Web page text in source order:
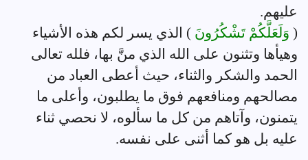
عليهم.
( وَلَعَلَّكُمْ تَشْكُرُونَ ) الذي يسر لكم هذه الأشياء
وهيأها وتثنون على الله الذي منَّ بها، فلله تعالى
الحمد والشكر والثناء، حيث أعطى العباد من
مصالحهم ومنافعهم فوق ما يطلبون، وأعلى ما
يتمنون، وآتاهم من كل ما سألوه، لا نحصي ثناء
عليه بل هو كما أثنى على نفسه.